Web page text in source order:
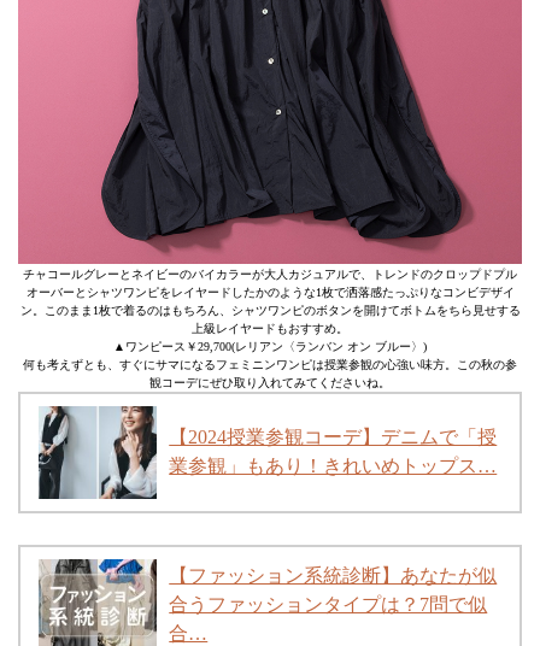
チャコールグレーとネイビーのバイカラーが大人カジュアルで、トレンドのクロップドプル
オーバーとシャツワンピをレイヤードしたかのような1枚で洒落感たっぷりなコンビデザイ
ン。このまま1枚で着るのはもちろん、シャツワンピのボタンを開けてボトムをちら見せする
上級レイヤードもおすすめ。
▲ワンピース￥29,700(レリアン〈ランバン オン ブルー〉)
何も考えずとも、すぐにサマになるフェミニンワンピは授業参観の心強い味方。この秋の参
観コーデにぜひ取り入れてみてくださいね。
【2024授業参観コーデ】デニムで「授
業参観」もあり！きれいめトップス…
【ファッション系統診断】あなたが似
合うファッションタイプは？7問で似
合…